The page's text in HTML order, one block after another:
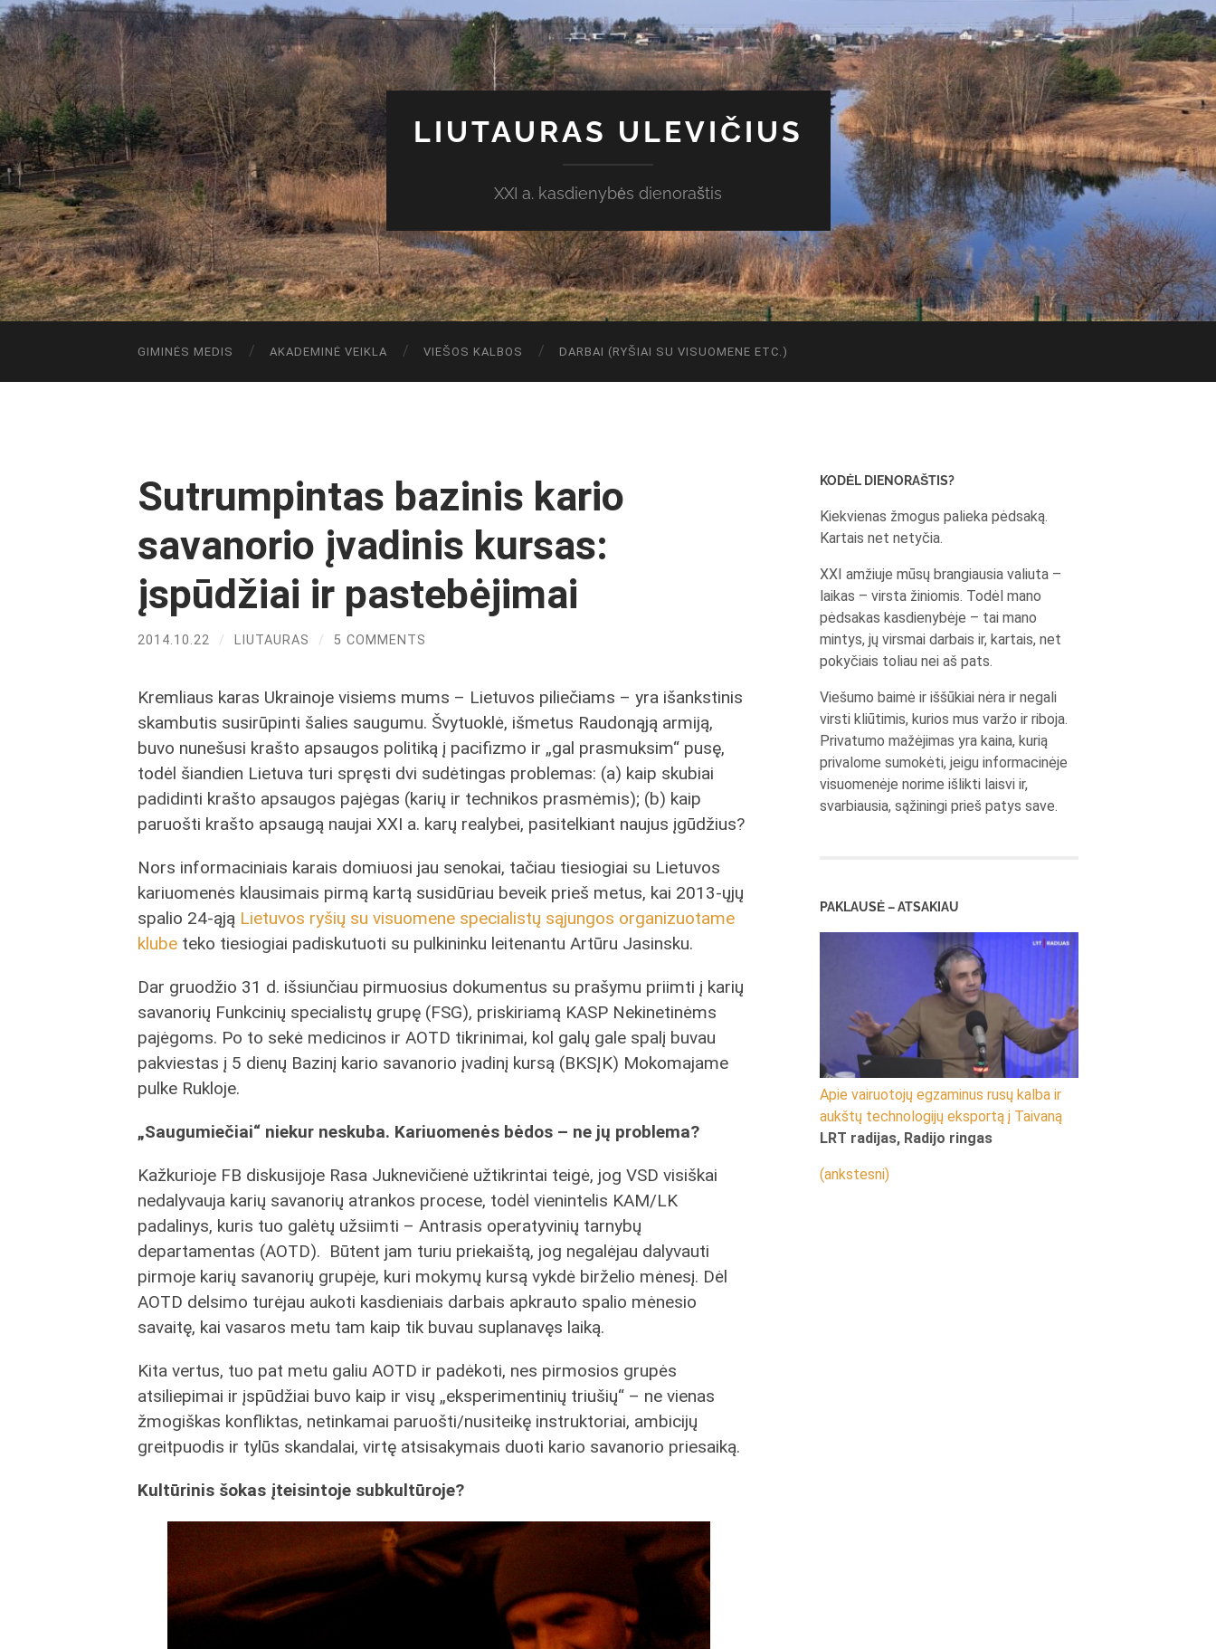
LIUTAURAS ULEVIČIUS
XXI a. kasdienybės dienoraštis
GIMINĖS MEDIS AKADEMINĖ VEIKLA VIEŠOS KALBOS DARBAI (RYŠIAI SU VISUOMENE ETC.)
Sutrumpintas bazinis kario
savanorio įvadinis kursas:
įspūdžiai ir pastebėjimai
2014.10.22 / LIUTAURAS / 5 COMMENTS
Kremliaus karas Ukrainoje visiems mums – Lietuvos piliečiams – yra išankstinis
skambutis susirūpinti šalies saugumu. Švytuoklė, išmetus Raudonąją armiją,
buvo nunešusi krašto apsaugos politiką į pacifizmo ir „gal prasmuksim“ pusę,
todėl šiandien Lietuva turi spręsti dvi sudėtingas problemas: (a) kaip skubiai
padidinti krašto apsaugos pajėgas (karių ir technikos prasmėmis); (b) kaip
paruošti krašto apsaugą naujai XXI a. karų realybei, pasitelkiant naujus įgūdžius?
Nors informaciniais karais domiuosi jau senokai, tačiau tiesiogiai su Lietuvos
kariuomenės klausimais pirmą kartą susidūriau beveik prieš metus, kai 2013-ųjų
spalio 24-ąją Lietuvos ryšių su visuomene specialistų sąjungos organizuotame
klube teko tiesiogiai padiskutuoti su pulkininku leitenantu Artūru Jasinsku.
Dar gruodžio 31 d. išsiunčiau pirmuosius dokumentus su prašymu priimti į karių
savanorių Funkcinių specialistų grupę (FSG), priskiriamą KASP Nekinetinėms
pajėgoms. Po to sekė medicinos ir AOTD tikrinimai, kol galų gale spalį buvau
pakviestas į 5 dienų Bazinį kario savanorio įvadinį kursą (BKSĮK) Mokomajame
pulke Rukloje.
„Saugumiečiai“ niekur neskuba. Kariuomenės bėdos – ne jų problema?
Kažkurioje FB diskusijoje Rasa Juknevičienė užtikrintai teigė, jog VSD visiškai
nedalyvauja karių savanorių atrankos procese, todėl vienintelis KAM/LK
padalinys, kuris tuo galėtų užsiimti – Antrasis operatyvinių tarnybų
departamentas (AOTD). Būtent jam turiu priekaištą, jog negalėjau dalyvauti
pirmoje karių savanorių grupėje, kuri mokymų kursą vykdė birželio mėnesį. Dėl
AOTD delsimo turėjau aukoti kasdieniais darbais apkrauto spalio mėnesio
savaitę, kai vasaros metu tam kaip tik buvau suplanavęs laiką.
Kita vertus, tuo pat metu galiu AOTD ir padėkoti, nes pirmosios grupės
atsiliepimai ir įspūdžiai buvo kaip ir visų „eksperimentinių triušių“ – ne vienas
žmogiškas konfliktas, netinkamai paruošti/nusiteikę instruktoriai, ambicijų
greitpuodis ir tylūs skandalai, virtę atsisakymais duoti kario savanorio priesaiką.
Kultūrinis šokas įteisintoje subkultūroje?
KODĖL DIENORAŠTIS?
Kiekvienas žmogus palieka pėdsaką.
Kartais net netyčia.
XXI amžiuje mūsų brangiausia valiuta –
laikas – virsta žiniomis. Todėl mano
pėdsakas kasdienybėje – tai mano
mintys, jų virsmai darbais ir, kartais, net
pokyčiais toliau nei aš pats.
Viešumo baimė ir iššūkiai nėra ir negali
virsti kliūtimis, kurios mus varžo ir riboja.
Privatumo mažėjimas yra kaina, kurią
privalome sumokėti, jeigu informacinėje
visuomenėje norime išlikti laisvi ir,
svarbiausia, sąžiningi prieš patys save.
PAKLAUSĖ – ATSAKIAU
Apie vairuotojų egzaminus rusų kalba ir
aukštų technologijų eksportą į Taivaną
LRT radijas, Radijo ringas
(ankstesni)